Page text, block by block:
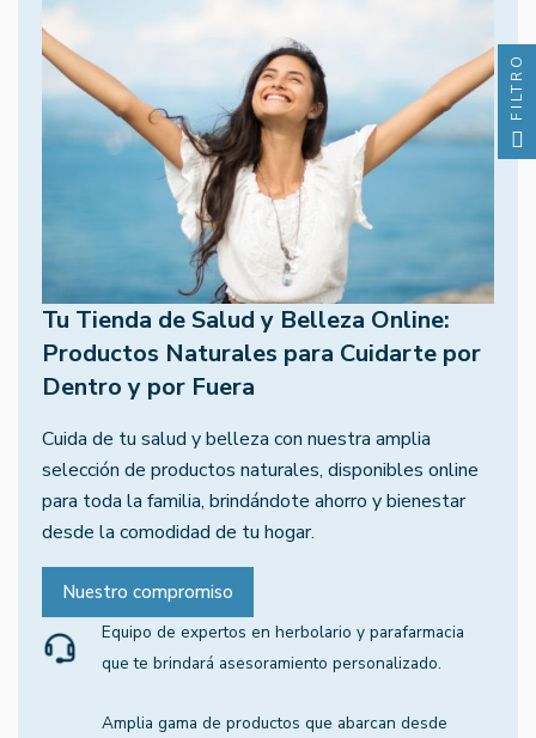
Tu Tienda de Salud y Belleza Online:
Productos Naturales para Cuidarte por
Dentro y por Fuera
Cuida de tu salud y belleza con nuestra amplia
selección de productos naturales, disponibles online
para toda la familia, brindándote ahorro y bienestar
desde la comodidad de tu hogar.
Nuestro compromiso
Equipo de expertos en herbolario y parafarmacia
que te brindará asesoramiento personalizado.
Amplia gama de productos que abarcan desde
FILTRO